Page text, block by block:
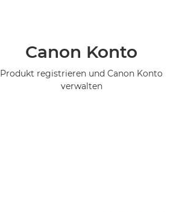
Canon Konto
Produkt registrieren und Canon Konto
verwalten